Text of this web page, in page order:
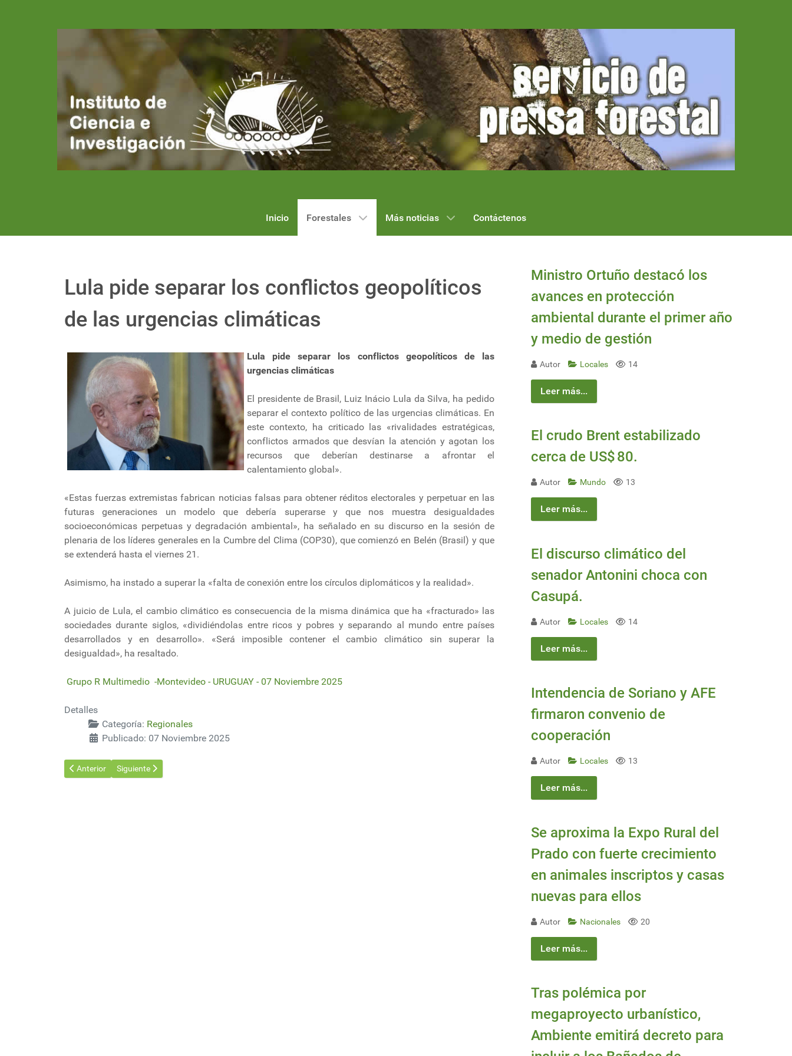
Inicio Forestales Más noticias Contáctenos
Lula pide separar los conflictos geopolíticos
de las urgencias climáticas
Lula pide separar los conflictos geopolíticos de las
urgencias climáticas
El presidente de Brasil, Luiz Inácio Lula da Silva, ha pedido
separar el contexto político de las urgencias climáticas. En
este contexto, ha criticado las «rivalidades estratégicas,
conflictos armados que desvían la atención y agotan los
recursos que deberían destinarse a afrontar el
calentamiento global».
«Estas fuerzas extremistas fabrican noticias falsas para obtener réditos electorales y perpetuar en las
futuras generaciones un modelo que debería superarse y que nos muestra desigualdades
socioeconómicas perpetuas y degradación ambiental», ha señalado en su discurso en la sesión de
plenaria de los líderes generales en la Cumbre del Clima (COP30), que comienzó en Belén (Brasil) y que
se extenderá hasta el viernes 21.
Asimismo, ha instado a superar la «falta de conexión entre los círculos diplomáticos y la realidad».
A juicio de Lula, el cambio climático es consecuencia de la misma dinámica que ha «fracturado» las
sociedades durante siglos, «dividiéndolas entre ricos y pobres y separando al mundo entre países
desarrollados y en desarrollo». «Será imposible contener el cambio climático sin superar la
desigualdad», ha resaltado.
Grupo R Multimedio -Montevideo - URUGUAY - 07 Noviembre 2025
Detalles
Categoría: Regionales
Publicado: 07 Noviembre 2025
Artículo anterior: Secretario general de la ONU pide a líderes mundiales reunidos en Brasil "coraje político" contra cambio climático
Anterior Artículo siguiente: Polémicas y ausencias en cumbre climática en Brasil
Siguiente
Ministro Ortuño destacó los
avances en protección
ambiental durante el primer año
y medio de gestión
Autor Locales 14
Leer más...
El crudo Brent estabilizado
cerca de US$ 80.
Autor Mundo 13
Leer más...
El discurso climático del
senador Antonini choca con
Casupá.
Autor Locales 14
Leer más...
Intendencia de Soriano y AFE
firmaron convenio de
cooperación
Autor Locales 13
Leer más...
Se aproxima la Expo Rural del
Prado con fuerte crecimiento
en animales inscriptos y casas
nuevas para ellos
Autor Nacionales 20
Leer más...
Tras polémica por
megaproyecto urbanístico,
Ambiente emitirá decreto para